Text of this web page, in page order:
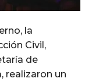
la
Civil,
de
realizaron un